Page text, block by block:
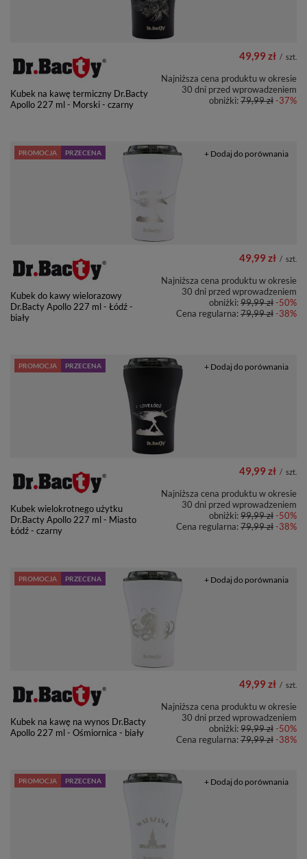
Kubek na kawę termiczny Dr.Bacty
Apollo 227 ml - Morski - czarny
49,99 zł / szt.
Najniższa cena produktu w okresie
30 dni przed wprowadzeniem
obniżki:79,99 zł-37%
PROMOCJA PRZECENA
Kubek do kawy wielorazowy
Dr.Bacty Apollo 227 ml - Łódź -
biały
49,99 zł / szt.
Najniższa cena produktu w okresie
30 dni przed wprowadzeniem
obniżki:99,99 zł-50%
Cena regularna:79,99 zł-38%
+ Dodaj do porównania
PROMOCJA PRZECENA
Kubek wielokrotnego użytku
Dr.Bacty Apollo 227 ml - Miasto
Łódź - czarny
49,99 zł / szt.
Najniższa cena produktu w okresie
30 dni przed wprowadzeniem
obniżki:99,99 zł-50%
Cena regularna:79,99 zł-38%
+ Dodaj do porównania
PROMOCJA PRZECENA
Kubek na kawę na wynos Dr.Bacty
Apollo 227 ml - Ośmiornica - biały
49,99 zł / szt.
Najniższa cena produktu w okresie
30 dni przed wprowadzeniem
obniżki:99,99 zł-50%
Cena regularna:79,99 zł-38%
+ Dodaj do porównania
PROMOCJA PRZECENA + Dodaj do porównania